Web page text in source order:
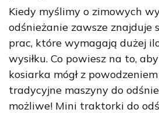
Kiedy myślimy o zimowych
odśnieżanie zawsze znajduje
prac, które wymagają dużej
wysiłku. Co powiesz na to,
kosiarka mógł z
tradycyjne maszyny do
możliwe! Mini traktorki do